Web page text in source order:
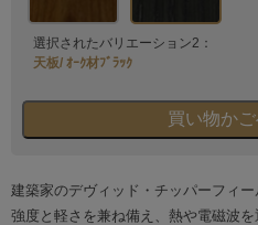
選択されたバリエーション2：
天板/ ｵｰｸ材ﾌﾞﾗｯｸ
建築家のデヴィッド・チッパーフィ
強度と軽さを兼ね備え、熱や電磁波